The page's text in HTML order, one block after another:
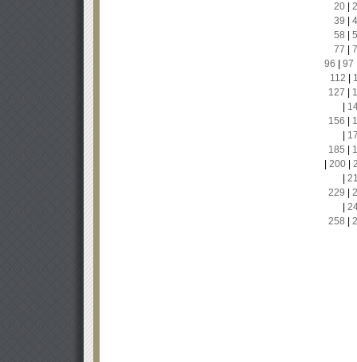
20|
39
58
77
96
97
112
127
156
185
200|
229
258